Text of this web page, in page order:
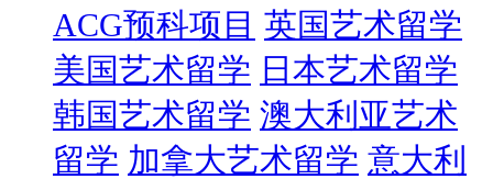
ACG预科项目 英国艺术留学
美国艺术留学 日本艺术留学
韩国艺术留学 澳大利亚艺术
留学 加拿大艺术留学 意大利